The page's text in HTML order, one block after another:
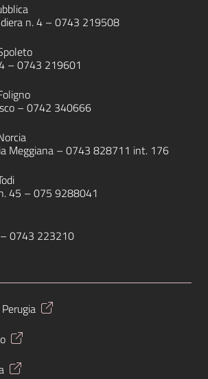
n. 4 – 0743 219508
– 0743 219601
– 0742 340666
Meggiana – 0743 828711 int. 176
45 – 075 9288041
0743 223210